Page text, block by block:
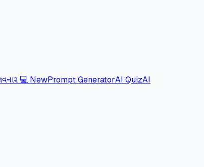
💻 NewPrompt GeneratorAI QuizAI